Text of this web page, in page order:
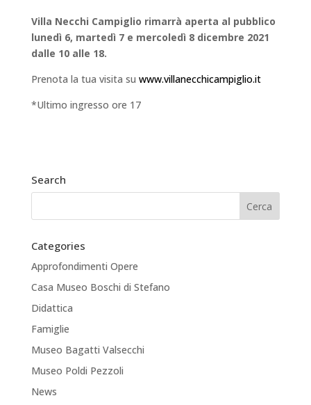
Villa Necchi Campiglio rimarrà aperta al pubblico
lunedì 6, martedì 7 e mercoledì 8 dicembre 2021
dalle 10 alle 18.
Prenota la tua visita su www.villanecchicampiglio.it
*Ultimo ingresso ore 17
Search
Categories
Approfondimenti Opere
Casa Museo Boschi di Stefano
Didattica
Famiglie
Museo Bagatti Valsecchi
Museo Poldi Pezzoli
News